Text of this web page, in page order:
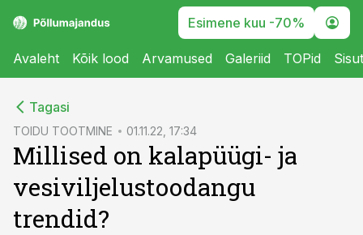
Esimene kuu -70%
Avaleht Kõik lood Arvamused Galeriid TOPid
Tagasi
TOIDU TOOTMINE 01.11.22, 17:34
Millised on kalapüügi- ja
vesiviljelustoodangu
trendid?